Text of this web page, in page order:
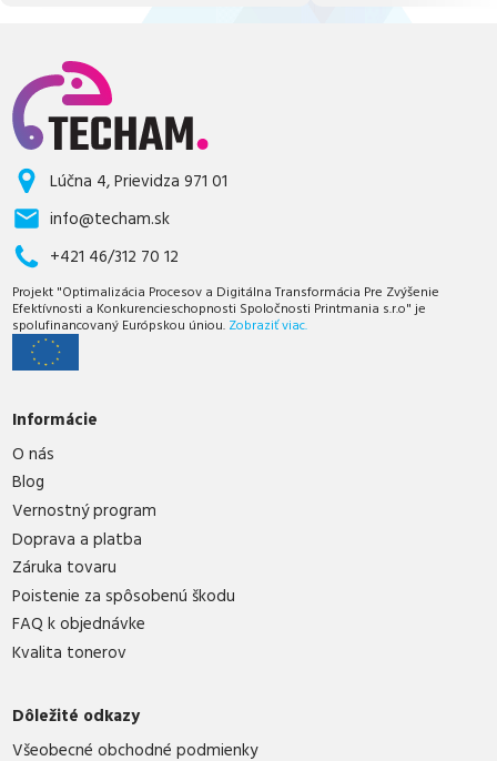
Lúčna 4, Prievidza 971 01
info@techam.sk
+421 46/312 70 12
Projekt "Optimalizácia Procesov a Digitálna Transformácia Pre Zvýšenie
Efektívnosti a Konkurencieschopnosti Spoločnosti Printmania s.r.o" je
spolufinancovaný Európskou úniou. Zobraziť viac.
Informácie
O nás
Blog
Vernostný program
Doprava a platba
Záruka tovaru
Poistenie za spôsobenú škodu
FAQ k objednávke
Kvalita tonerov
Dôležité odkazy
Všeobecné obchodné podmienky